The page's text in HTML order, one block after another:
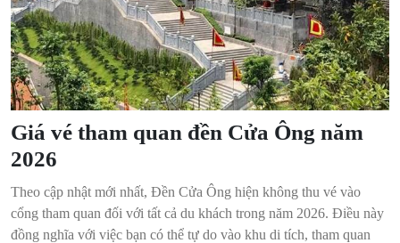
Giá vé tham quan đền Cửa Ông năm
2026
Theo cập nhật mới nhất, Đền Cửa Ông hiện không thu vé vào
cổng tham quan đối với tất cả du khách trong năm 2026. Điều này
đồng nghĩa với việc bạn có thể tự do vào khu di tích, tham quan